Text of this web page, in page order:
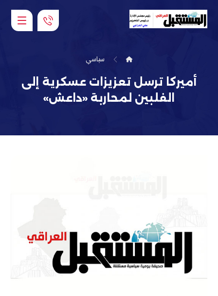
سياسي
أميركا ترسل تعزيزات عسكرية إلى
الفلبين لمحاربة «داعش»